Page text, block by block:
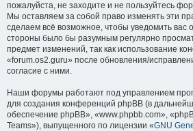
пожалуйста, не заходите и не пользуйтесь
Мы оставляем за собой право изменять эти
сделаем всё возможное, чтобы уведомить вас
стороны было бы разумным регулярно
предмет изменений, так как использование
«forum.os2.guru» после обновления/
согласие с ними.
Наши форумы работают под управлением
для создания конференций phpBB (в
обеспечение phpBB», «www.phpbb.com»,
Teams»), выпущенного по лицензии «GNU